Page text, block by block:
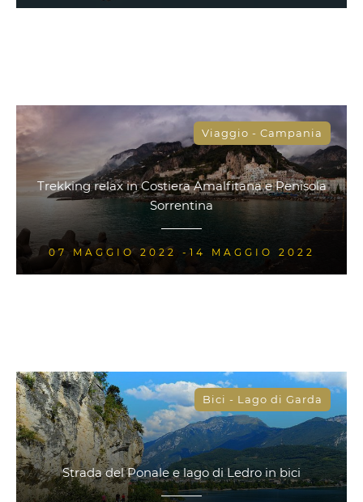
Viaggio - Campania
Trekking relax in Costiera Amalfitana e Penisola
Sorrentina
07 MAGGIO 2022 -14 MAGGIO 2022
Bici - Lago di Garda
Strada del Ponale e lago di Ledro in bici